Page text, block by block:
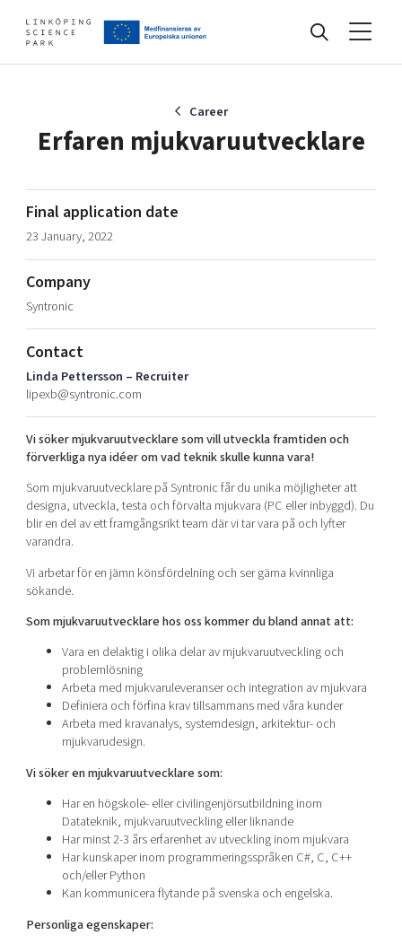
Artificial intelligence
Cybersecurity
Internet of Things
Global talent
Visual technologies
Shaping cities and regions
Bright East
East Sweden Tech Women
Reversed mentorship
Current offers and activities
Develop your company
Upgrade your skills & master new ones
Tech startups
Upscaling
Talent & skills
Startup & industry collaboration
Offers to boost your business
Funding opportunities
About
Our story, mission & vision
Our community of companies
Projects
Publications
Project toolbox
Our clusters
Reach out to us
Locations
40 years anniversary
Today's lunch in Mjärdevi
Career
Erfaren mjukvaruutvecklare
Final application date
23 January, 2022
Company
Syntronic
Contact
Linda Pettersson – Recruiter
lipexb@syntronic.com
Vi söker mjukvaruutvecklare som vill utveckla framtiden och
förverkliga nya idéer om vad teknik skulle kunna vara!
Som mjukvaruutvecklare på Syntronic får du unika möjligheter att
designa, utveckla, testa och förvalta mjukvara (PC eller inbyggd). Du
blir en del av ett framgångsrikt team där vi tar vara på och lyfter
varandra.
Vi arbetar för en jämn könsfördelning och ser gärna kvinnliga
sökande.
Som mjukvaruutvecklare hos oss kommer du bland annat att:
Vara en delaktig i olika delar av mjukvaruutveckling och
problemlösning
Arbeta med mjukvaruleveranser och integration av mjukvara
Definiera och förfina krav tillsammans med våra kunder
Arbeta med kravanalys, systemdesign, arkitektur- och
mjukvarudesign.
Vi söker en mjukvaruutvecklare som:
Har en högskole- eller civilingenjörsutbildning inom
Datateknik, mjukvaruutveckling eller liknande
Har minst 2-3 års erfarenhet av utveckling inom mjukvara
Har kunskaper inom programmeringsspråken C#, C, C++
och/eller Python
Kan kommunicera flytande på svenska och engelska.
Personliga egenskaper: